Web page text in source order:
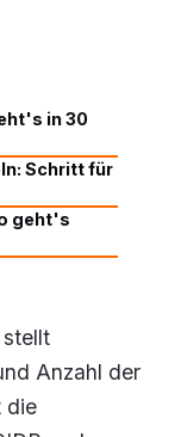
in 30
Schritt für
geht's
stellt
Anzahl der
die